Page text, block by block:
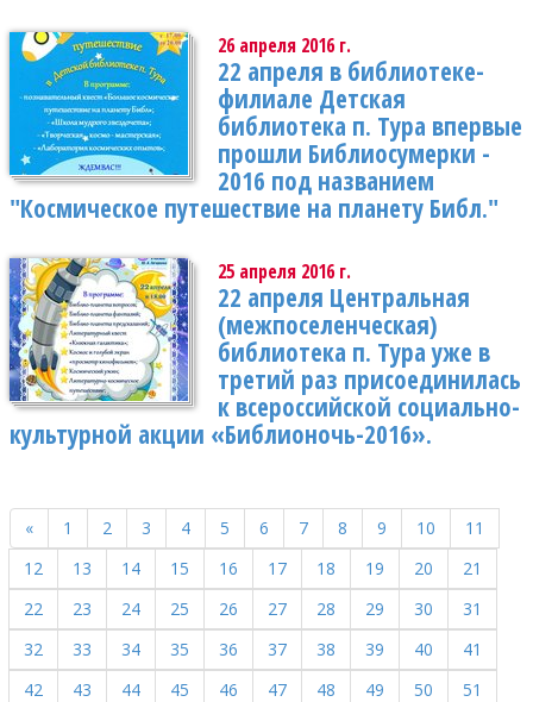
26 апреля 2016 г.
22 апреля в библиотеке-
филиале Детская
библиотека п. Тура впервые
прошли Библиосумерки -
2016 под названием
"Космическое путешествие на планету Библ."
25 апреля 2016 г.
22 апреля Центральная
(межпоселенческая)
библиотека п. Тура уже в
третий раз присоединилась
к всероссийской социально-
культурной акции «Библионочь-2016».
« 1 2 3 4 5 6 7 8 9 10
11
12
13 14 15 16 17 18 19 20
21
22
23 24 25 26 27 28 29 30
31
32
33 34 35 36 37 38 39 40
41
42
43 44 45 46 47 48 49 50
51